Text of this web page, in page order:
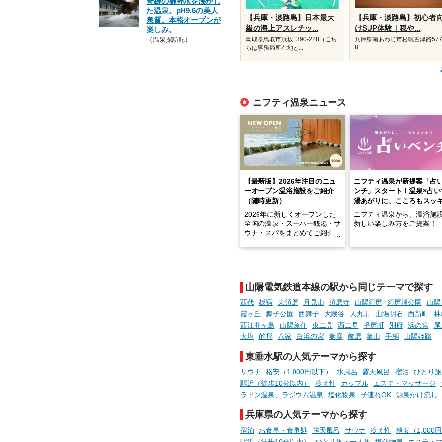
【兵庫・淡路島】日本最大
級の海上アスレチッ...
鳥取県鳥取市浜坂1390‐228（こち
らは事務局所在地と...
【兵庫・淡路島】初心者
けSUP体験｜穏や...
兵庫県南あわじ市松帆古津路
8
ニフティ温泉ニュース
【最新版】2026年注目のニュ
ーオープン温浴施設をご紹介
（随時更新）
2026年に新しくオープンした
全国の温泉・スーパー銭湯・サ
ウナ・スパをまとめてご紹介！
います。
現地取材記事もあわせて紹介し
ていますので、気になる施設は
ぜひチェックして次のおでかけ
先の参考にしてみてください
ね。
ニフティ温泉が新提案「占
ンチ」スタート！温泉×占い
湯あがりに、こころもスッ
ニフティ温泉から、温浴施
新しい楽しみ方をご提案！
手相やタロットなど気軽に
める占いで、“ととのう”お
時間を、もっと特別に。
山陽電気鉄道本線の駅から同じテーマで探す
西代 板宿 東須磨 月見山 須磨寺 山陽須磨 須磨浦公園
山
霞ヶ丘
舞子公園 西舞子 大蔵谷 人丸前 山陽明石 西新町
林
西江井ヶ島
山陽魚住 東二見 西二見 播磨町 別府 浜の宮
大塩
的形 八家 白浜の宮 妻鹿 飾磨 亀山 手柄 山陽姫路
東垂水駅の人気テーマから探す
サウナ 格安（1,000円以下） 水風呂 露天風呂 宿泊
ひとり
駅近（徒歩10分以内）
冷え性 カップル エステ・マッサージ
ラドン温泉、ラジウム温泉
塩化物泉 子連れOK 源泉かけ流し
兵庫県の人気テーマから探す
宿泊 お食事・食事処 露天風呂 サウナ 冷え性
格安（1,000
た温泉。pH9.6の美人
泉質。本格オープンが
楽しみ。
（温泉探訪記）